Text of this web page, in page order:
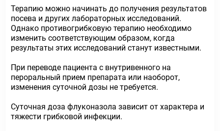
Терапию можно начинать до получения результатов
посева и других лабораторных исследований.
Однако противогрибковую терапию необходимо
изменить соответствующим образом, когда
результаты этих исследований станут известными.
При переводе пациента с внутривенного на
пероральный прием препарата или наоборот,
изменения суточной дозы не требуется.
Суточная доза флуконазола зависит от характера и
тяжести грибковой инфекции.